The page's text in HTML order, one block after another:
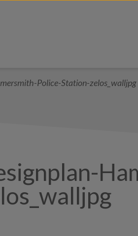
Police-Station-zelos_walljpg